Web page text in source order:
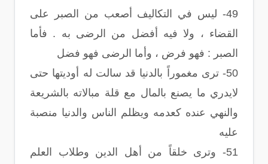
49- ليس في التكاليف أصعب من الصبر على
القضاء ، ولا فيه أفضل من الرضى به . فأما
الصبر : فهو فرض ، وأما الرضى فهو فضل
50- ترى مغموراً بالدنيا قد سالت له أوديتها حتى
لايدري ما يصنع بالمال مع قلة مبالاته بالشريعة
والنهي عنده كعدمه ويظلم الناس والدنيا منصبة
عليه
51- وترى خلقاً من أهل الدين وطلاب العلم